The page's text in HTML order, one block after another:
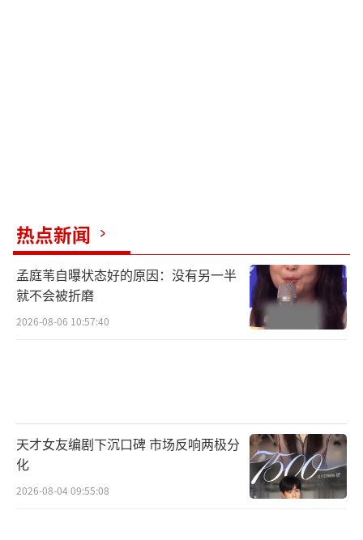
热点新闻
孟庭苇自曝状态好的原因：没有另一半
就不会被折磨
2026-08-06 10:57:40
天才女友编剧下沉口碑 市场反响两极分
化
2026-08-04 09:55:08